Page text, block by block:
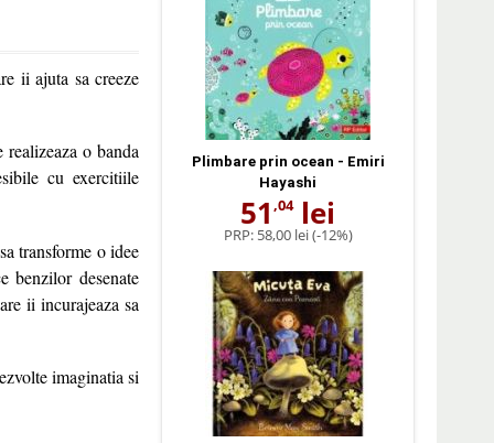
ii ajuta sa creeze
o banda
cu exercitiile
transforme o idee
benzilor desenate
ii incurajeaza sa
imaginatia si
Plimbare prin ocean - Emiri
Hayashi
51 ,04lei
PRP: 58,00 lei(-12%)